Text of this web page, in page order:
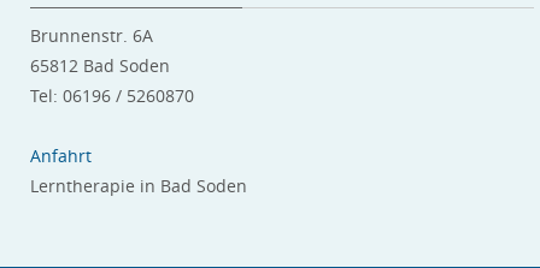
Brunnenstr. 6A
65812 Bad Soden
Tel: 06196 / 5260870
Anfahrt
Lerntherapie in Bad Soden